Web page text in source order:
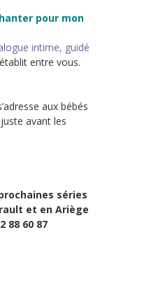
pour mon
intime, guidé
entre vous.
aux bébés
avant les
séries
et en Ariège
88 60 87